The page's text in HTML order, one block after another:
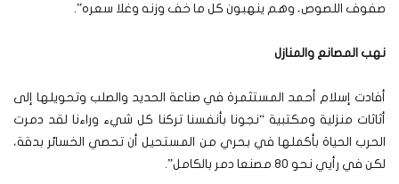
صفوف اللصوص، وهم ينهبون كل ما خف وزنه وغلا سعره”.
نهب المصانع والمنازل
أفادت إسلام أحمد المستثمرة في صناعة الحديد والصلب وتحويلها إلى
أثاثات منزلية ومكتبية “نجونا بأنفسنا تركنا كل شيء وراءنا لقد دمرت
الحرب الحياة بأكملها في بحري من المستحيل أن تحصي الخسائر بدقة،
لكن في رأيي نحو 80 مصنعا دمر بالكامل”.